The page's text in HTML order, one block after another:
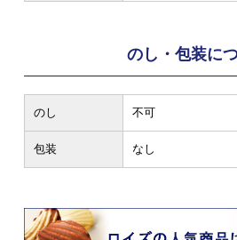
のし・包装に
のし 不可
包装 なし